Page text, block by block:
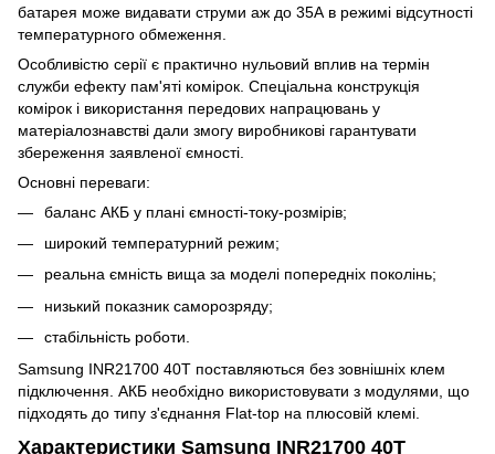
батарея може видавати струми аж до 35А в режимі відсутності
температурного обмеження.
Особливістю серії є практично нульовий вплив на термін
служби ефекту пам'яті комірок. Спеціальна конструкція
комірок і використання передових напрацювань у
матеріалознавстві дали змогу виробникові гарантувати
збереження заявленої ємності.
Основні переваги:
баланс АКБ у плані ємності-току-розмірів;
широкий температурний режим;
реальна ємність вища за моделі попередніх поколінь;
низький показник саморозряду;
стабільність роботи.
Samsung INR21700 40T поставляються без зовнішніх клем
підключення. АКБ необхідно використовувати з модулями, що
підходять до типу з'єднання Flat-top на плюсовій клемі.
Характеристики Samsung INR21700 40T